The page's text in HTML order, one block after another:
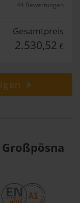
44 Bewertungen
Gesamtpreis
2.530,52 €